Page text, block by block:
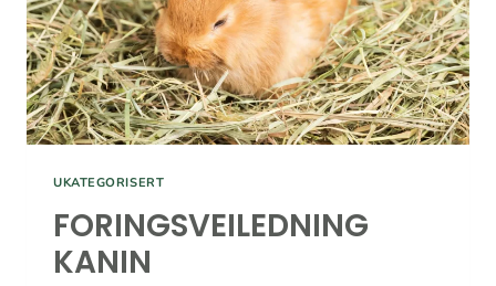
UKATEGORISERT
FORINGSVEILEDNING
KANIN